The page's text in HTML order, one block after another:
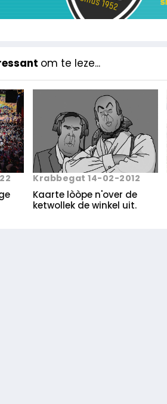
om te leze...
Krabbegat 14-02-2012
Kaarte lòòpe n'over de
ketwollek de winkel uit.